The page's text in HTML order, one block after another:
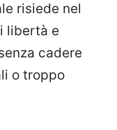
risiede nel
libertà e
cadere
o troppo